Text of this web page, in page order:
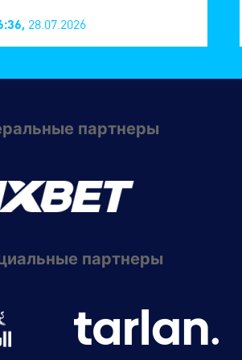
28.07.2026
партнеры
партнеры